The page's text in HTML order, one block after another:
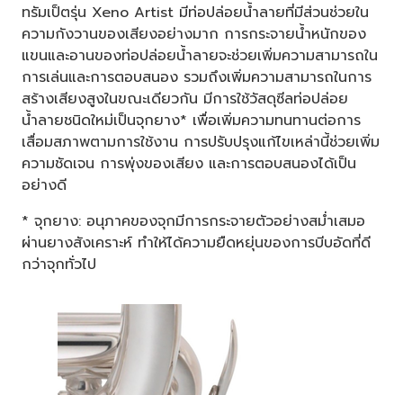
ทรัมเป็ตรุ่น Xeno Artist มีท่อปล่อยน้ำลายที่มีส่วนช่วยใน
ความกังวานของเสียงอย่างมาก การกระจายน้ำหนักของ
แขนและอานของท่อปล่อยน้ำลายจะช่วยเพิ่มความสามารถใน
การเล่นและการตอบสนอง รวมถึงเพิ่มความสามารถในการ
สร้างเสียงสูงในขณะเดียวกัน มีการใช้วัสดุซีลท่อปล่อย
น้ำลายชนิดใหม่เป็นจุกยาง* เพื่อเพิ่มความทนทานต่อการ
เสื่อมสภาพตามการใช้งาน การปรับปรุงแก้ไขเหล่านี้ช่วยเพิ่ม
ความชัดเจน การพุ่งของเสียง และการตอบสนองได้เป็น
อย่างดี
* จุกยาง: อนุภาคของจุกมีการกระจายตัวอย่างสม่ำเสมอ
ผ่านยางสังเคราะห์ ทำให้ได้ความยืดหยุ่นของการบีบอัดที่ดี
กว่าจุกทั่วไป